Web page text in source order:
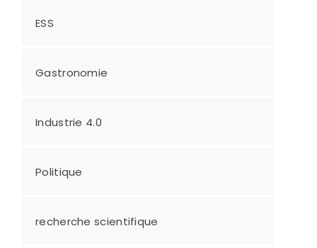
ESS
Gastronomie
Industrie 4.0
Politique
recherche scientifique